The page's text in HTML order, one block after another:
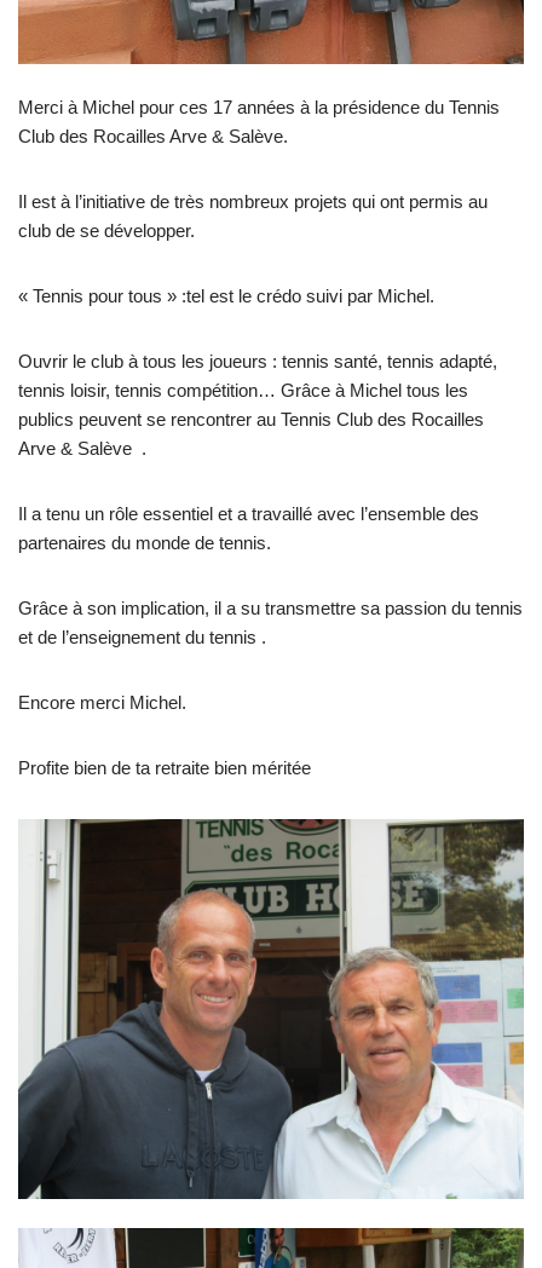
Merci à Michel pour ces 17 années à la présidence du Tennis
Club des Rocailles Arve & Salève.
Il est à l’initiative de très nombreux projets qui ont permis au
club de se développer.
« Tennis pour tous » :tel est le crédo suivi par Michel.
Ouvrir le club à tous les joueurs : tennis santé, tennis adapté,
tennis loisir, tennis compétition… Grâce à Michel tous les
publics peuvent se rencontrer au Tennis Club des Rocailles
Arve & Salève .
Il a tenu un rôle essentiel et a travaillé avec l’ensemble des
partenaires du monde de tennis.
Grâce à son implication, il a su transmettre sa passion du tennis
et de l’enseignement du tennis .
Encore merci Michel.
Profite bien de ta retraite bien méritée